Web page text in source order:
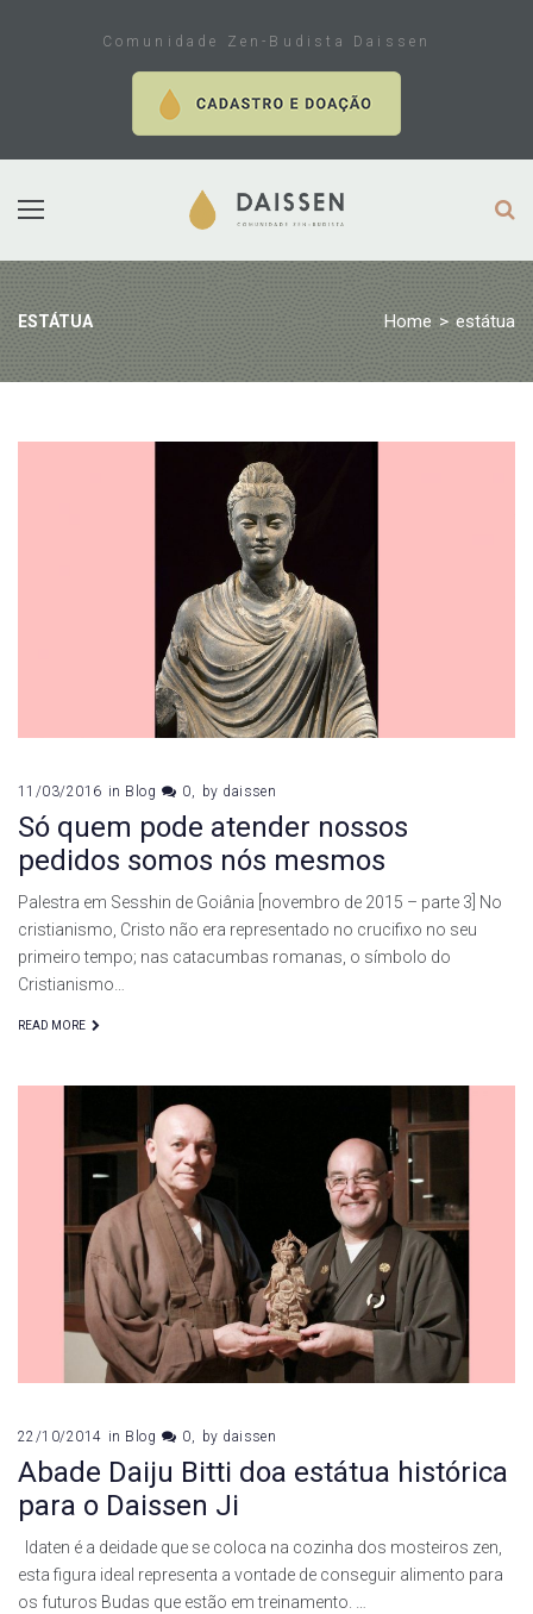
Comunidade Zen-Budista Daissen
ESTÁTUA Home > estátua
11/03/2016 in Blog 0 by daissen
Só quem pode atender nossos
pedidos somos nós mesmos
Palestra em Sesshin de Goiânia [novembro de 2015 – parte 3] No
cristianismo, Cristo não era representado no crucifixo no seu
primeiro tempo; nas catacumbas romanas, o símbolo do
Cristianismo…
READ MORE
22/10/2014 in Blog 0 by daissen
Abade Daiju Bitti doa estátua histórica
para o Daissen Ji
Idaten é a deidade que se coloca na cozinha dos mosteiros zen,
esta figura ideal representa a vontade de conseguir alimento para
os futuros Budas que estão em treinamento. …